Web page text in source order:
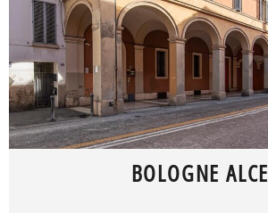
BOLOGNE ALCE